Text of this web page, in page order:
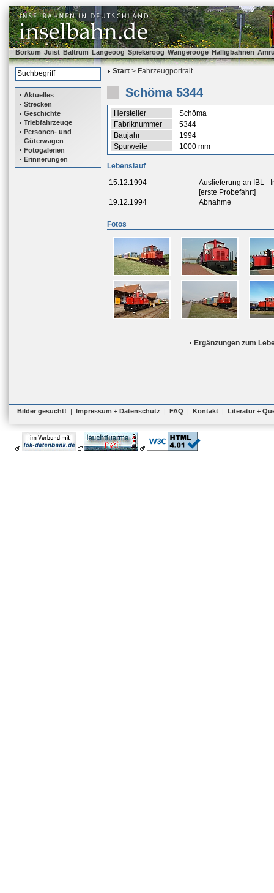
Borkum Juist Baltrum Langeoog Spiekeroog Wangerooge Halligbahnen
Aktuelles
Strecken
Geschichte
Triebfahrzeuge
Personen- und
Güterwagen
Fotogalerien
Erinnerungen
Start > Fahrzeugportrait
Schöma 5344
Hersteller
Schöma
Fabriknummer
5344
Baujahr
1994
Spurweite
1000 mm
Lebenslauf
15.12.1994
Auslieferung an IBL -
[erste Probefahrt]
19.12.1994
Abnahme
Fotos
Ergänzungen zum
Bilder gesucht! | Impressum + Datenschutz | FAQ | Kontakt | Literatur +